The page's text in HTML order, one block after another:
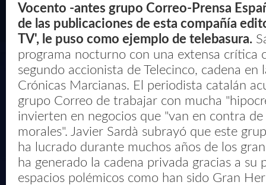
Vocento -antes grupo Correo-Prensa
de las publicaciones de esta compañía
TV', le puso como ejemplo de telebasura.
programa nocturno con una extensa crítica
segundo accionista de Telecinco, cadena en
Crónicas Marcianas. El periodista catalán
grupo Correo de trabajar con mucha
invierten en negocios que "van en contra
morales". Javier Sardà subrayó que este
ha lucrado durante muchos años de los
ha generado la cadena privada gracias a su
espacios polémicos como han sido Gran